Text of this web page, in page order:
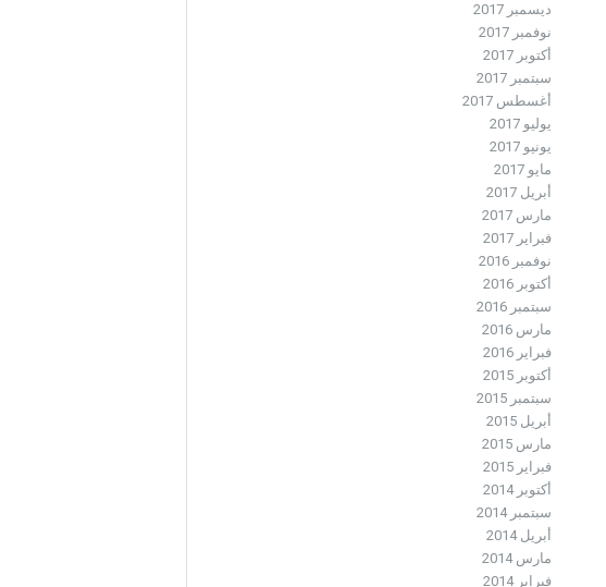
ديسمبر 2017
نوفمبر 2017
أكتوبر 2017
سبتمبر 2017
أغسطس 2017
يوليو 2017
يونيو 2017
مايو 2017
أبريل 2017
مارس 2017
فبراير 2017
نوفمبر 2016
أكتوبر 2016
سبتمبر 2016
مارس 2016
فبراير 2016
أكتوبر 2015
سبتمبر 2015
أبريل 2015
مارس 2015
فبراير 2015
أكتوبر 2014
سبتمبر 2014
أبريل 2014
مارس 2014
فبراير 2014